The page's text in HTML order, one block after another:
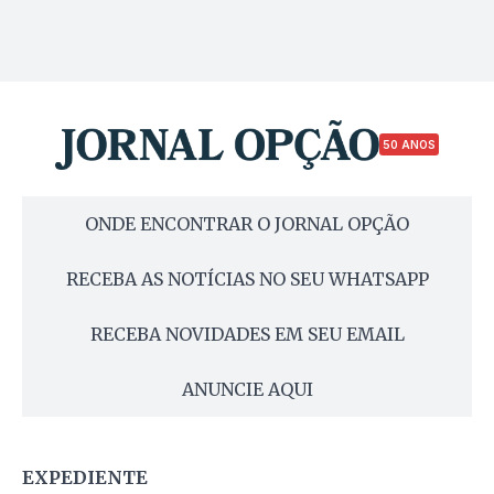
50 ANOS
ONDE ENCONTRAR O JORNAL OPÇÃO
RECEBA AS NOTÍCIAS NO SEU WHATSAPP
RECEBA NOVIDADES EM SEU EMAIL
ANUNCIE AQUI
EXPEDIENTE